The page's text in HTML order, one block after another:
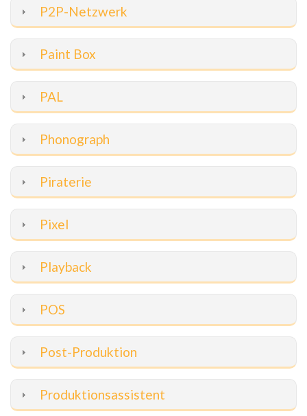
P2P-Netzwerk
Paint Box
PAL
Phonograph
Piraterie
Pixel
Playback
POS
Post-Produktion
Produktionsassistent